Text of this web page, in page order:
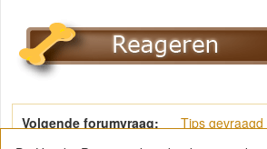
Volgende forumvraag:
Tips gevraagd